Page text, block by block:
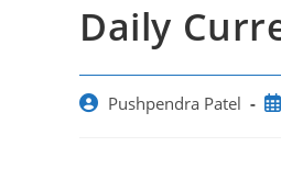
Daily
Post Pushpendra Patel